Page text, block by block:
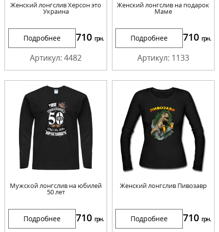
Женский лонгслив Херсон это
Украина
Подробнее 710 грн.
Артикул: 4482
Женский лонгслив на подарок
Маме
Подробнее 710 грн.
Артикул: 1133
Мужской лонгслив на юбилей
50 лет
Подробнее 710 грн.
Женский лонгслив Пивозавр
Подробнее 710 грн.